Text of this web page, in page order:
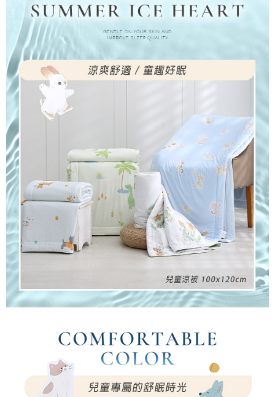
３．未成年的使用者請事先徵得法定代理人或監護人之同意方可使用
「AFTEE先享後付」，若未經同意申辦者引起之損失，本公司不負相關責
任。
４．使用「AFTEE先享後付」時，將依據個別帳號之用戶狀況，依本公司即
時審查核予不同之上限額度；若仍有額度不足之情形，本公司將視審查結果
請求用戶進行身份認證。
５．嚴禁一人註冊多個帳號或使用他人資訊註冊。若發現惡意使用之情形，
恩沛科技股份有限公司將有權停止該用戶之使用額度並採取法律行動。